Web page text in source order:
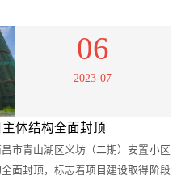
06
2023-07
体结构全面封顶
市青山湖区义坊（二期）安置小区
面封顶，标志着项目建设取得阶段